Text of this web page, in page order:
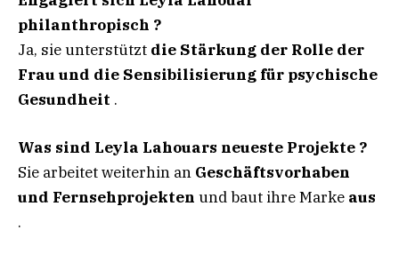
philanthropisch ?
Ja, sie unterstützt die Stärkung der Rolle der
Frau und die Sensibilisierung für psychische
Gesundheit .
Was sind Leyla Lahouars neueste Projekte ?
Sie arbeitet weiterhin an Geschäftsvorhaben
und Fernsehprojekten und baut ihre Marke aus
.